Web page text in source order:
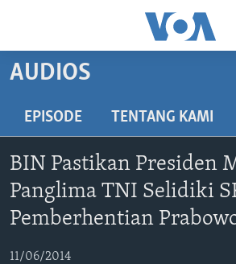
Akses
Utama
Lanjut
ke
Navigasi
Lanjut
DUNIA
POLYGRAPH
DAFTAR PROGRAM
AUDIOS
EPISODE TENTANG KAMI
BIN Pastikan Presiden
Panglima TNI Selidiki
Pemberhentian
11/06/2014